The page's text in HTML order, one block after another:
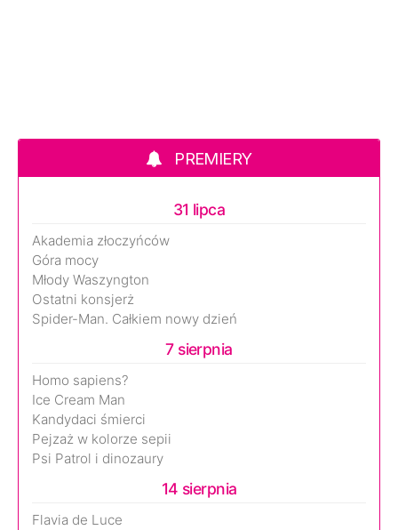
PREMIERY
31 lipca
Akademia złoczyńców
Góra mocy
Młody Waszyngton
Ostatni konsjerż
Spider-Man. Całkiem nowy dzień
7 sierpnia
Homo sapiens?
Ice Cream Man
Kandydaci śmierci
Pejzaż w kolorze sepii
Psi Patrol i dinozaury
14 sierpnia
Flavia de Luce